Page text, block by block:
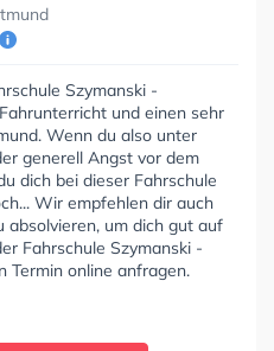
Szymanski -
und einen sehr
Wenn du also unter
generell Angst vor dem
dich bei dieser Fahrschule
Wir empfehlen dir auch
um dich gut auf
Fahrschule Szymanski -
Termin online anfragen.